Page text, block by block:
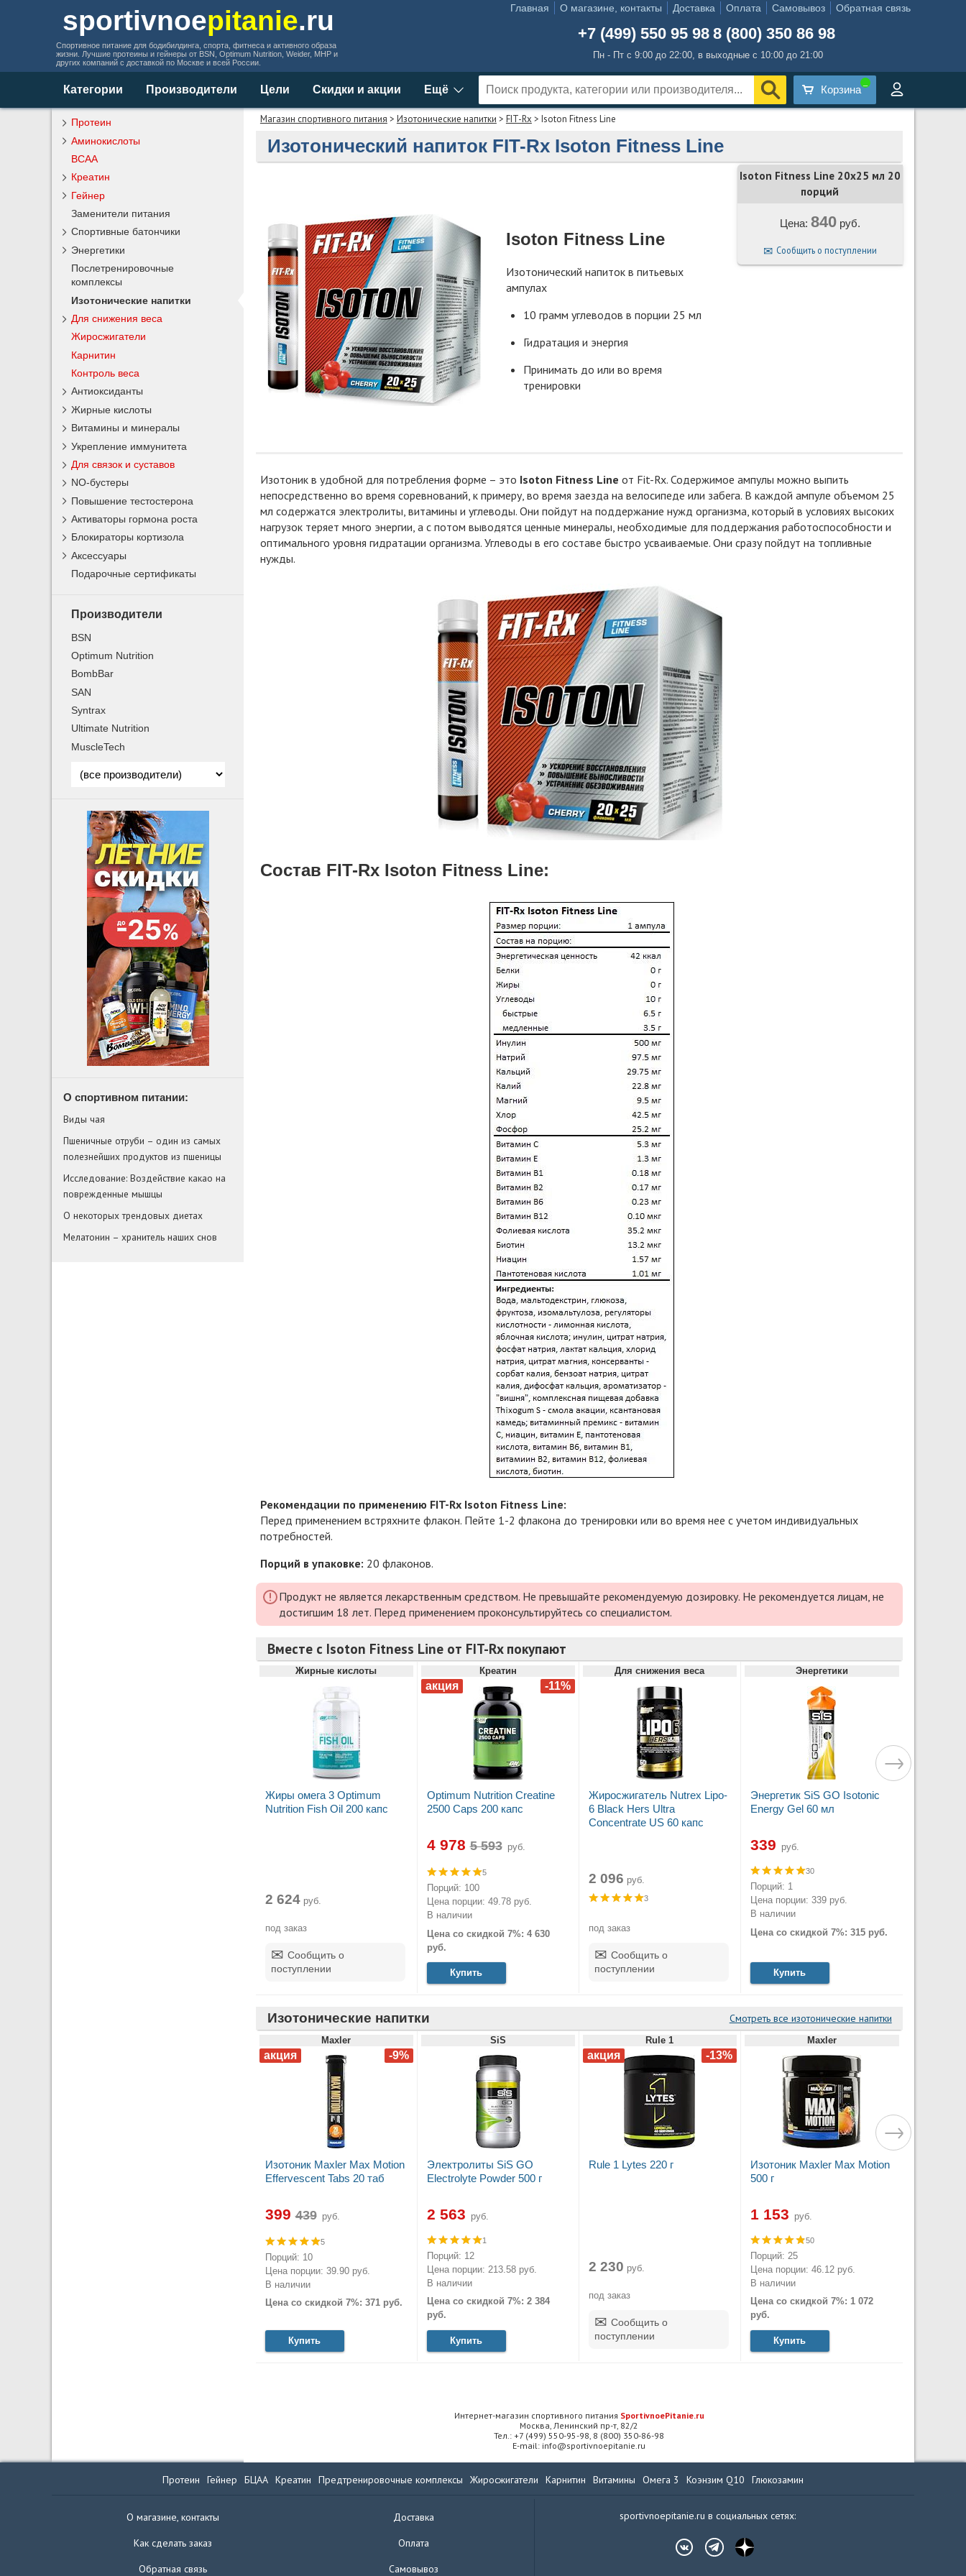
sportivnoepitanie.ru
Спортивное питание для бодибилдинга, спорта, фитнеса и активного образа
жизни. Лучшие протеины и гейнеры от BSN, Optimum Nutrition, Weider, MHP и
других компаний с доставкой по Москве и всей России.
Главная О магазине, контакты Доставка Оплата Самовывоз Обратная связь
+7 (499) 550 95 98 8 (800) 350 86 98
Пн - Пт с 9:00 до 22:00, в выходные с 10:00 до 21:00
Категории Производители Цели Скидки и акции Ещё Корзина
Магазин спортивного питания > Изотонические напитки > FIT-Rx > Isoton Fitness Line
Изотонический напиток FIT-Rx Isoton Fitness Line
Isoton Fitness Line
Изотонический напиток в питьевых
ампулах
10 грамм углеводов в порции 25 мл
Гидратация и энергия
Принимать до или во время
тренировки
Isoton Fitness Line 20x25 мл 20
порций
Цена: 840руб.
Сообщить о поступлении
Изотоник в удобной для потребления форме – это Isoton Fitness Line от Fit-Rx. Содержимое ампулы можно выпить
непосредственно во время соревнований, к примеру, во время заезда на велосипеде или забега. В каждой ампуле объемом 25
мл содержатся электролиты, витамины и углеводы. Они пойдут на поддержание нужд организма, который в условиях высоких
нагрузок теряет много энергии, а с потом выводятся ценные минералы, необходимые для поддержания работоспособности и
оптимального уровня гидратации организма. Углеводы в его составе быстро усваиваемые. Они сразу пойдут на топливные
нужды.
Cостав FIT-Rx Isoton Fitness Line:
Рекомендации по применению FIT-Rx Isoton Fitness Line:
Перед применением встряхните флакон. Пейте 1-2 флакона до тренировки или во время нее с учетом индивидуальных
потребностей.
Порций в упаковке: 20 флаконов.
Продукт не является лекарственным средством. Не превышайте рекомендуемую дозировку. Не рекомендуется лицам, не
достигшим 18 лет. Перед применением проконсультируйтесь со специалистом.
Вместе с Isoton Fitness Line от FIT-Rx покупают
Жирные кислоты
Жиры омега 3 Optimum
Nutrition Fish Oil 200 капс
2 624руб.
под заказ
Сообщить о
поступлении
Креатин
Optimum Nutrition Creatine
2500 Caps 200 капс
4 978 руб.
5
Порций: 100
Цена порции: 49.78 руб.
В наличии
Цена со скидкой 7%: 4 630
руб.
Купить
Для снижения веса
Жиросжигатель Nutrex Lipo-
6 Black Hers Ultra
Concentrate US 60 капс
2 096 руб.
3
под заказ
Сообщить о
поступлении
Энергетики
Энергетик SiS GO Isotonic
Energy Gel 60 мл
339 руб.
30
Порций: 1
Цена порции: 339 руб.
В наличии
Цена со скидкой 7%: 315 руб.
Купить
Изотонические напитки Смотреть все изотонические напитки
Maxler
Изотоник Maxler Max Motion
Effervescent Tabs 20 таб
399 руб.
5
Порций: 10
Цена порции: 39.90 руб.
В наличии
Цена со скидкой 7%: 371 руб.
Купить
SiS
Электролиты SiS GO
Electrolyte Powder 500 г
2 563 руб.
1
Порций: 12
Цена порции: 213.58 руб.
В наличии
Цена со скидкой 7%: 2 384
руб.
Купить
Rule 1
Rule 1 Lytes 220 г
2 230 руб.
под заказ
Сообщить о
поступлении
Maxler
Изотоник Maxler Max Motion
500 г
1 153 руб.
50
Порций: 25
Цена порции: 46.12 руб.
В наличии
Цена со скидкой 7%: 1 072
руб.
Купить
Интернет-магазин спортивного питания SportivnoePitanie.ru
Москва, Ленинский пр-т, 82/2
Тел.: +7 (499) 550-95-98, 8 (800) 350-86-98
E-mail: info@sportivnoepitanie.ru
Протеин
Аминокислоты
BCAA
Креатин
Гейнер
Заменители питания
Спортивные батончики
Энергетики
Послетренировочные
комплексы
Изотонические напитки
Для снижения веса
Жиросжигатели
Карнитин
Контроль веса
Антиоксиданты
Жирные кислоты
Витамины и минералы
Укрепление иммунитета
Для связок и суставов
NO-бустеры
Повышение тестостерона
Активаторы гормона роста
Блокираторы кортизола
Аксессуары
Подарочные сертификаты
Производители
BSN
Optimum Nutrition
BombBar
SAN
Syntrax
Ultimate Nutrition
MuscleTech
О спортивном питании:
Виды чая
Пшеничные отруби – один из самых
полезнейших продуктов из пшеницы
Исследование: Воздействие какао на
поврежденные мышцы
О некоторых трендовых диетах
Мелатонин – хранитель наших снов
Протеин Гейнер БЦАА Креатин Предтренировочные комплексы Жиросжигатели Карнитин Витамины Омега 3 Коэнзим Q10 Глюкозамин
О магазине, контакты
Как сделать заказ
Обратная связь
Доставка
Оплата
Самовывоз
sportivnoepitanie.ru в социальных сетях: